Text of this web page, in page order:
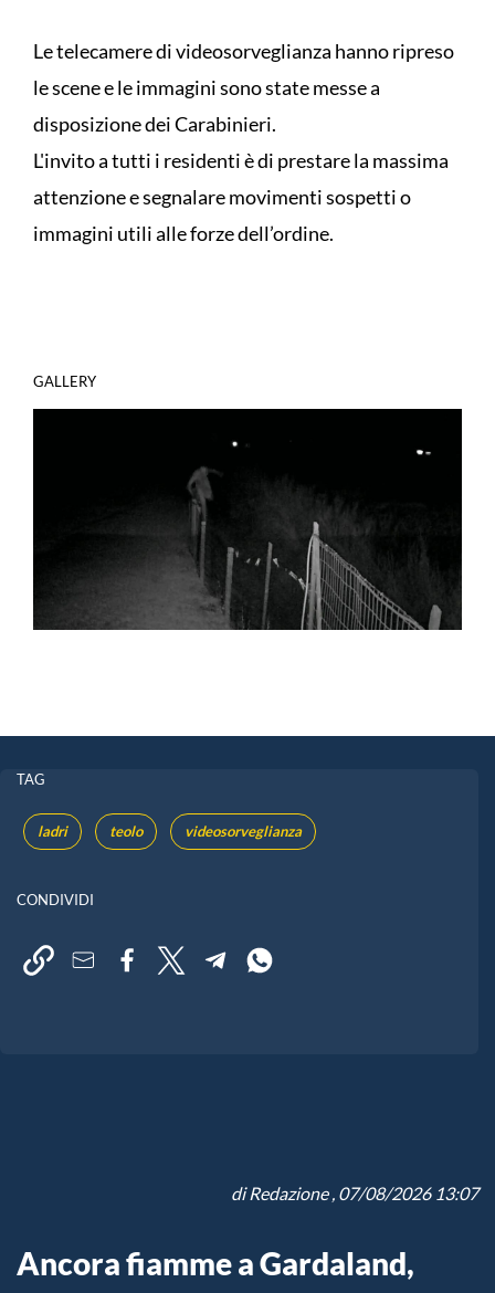
Le telecamere di videosorveglianza hanno ripreso
le scene e le immagini sono state messe a
disposizione dei Carabinieri.
L'invito a tutti i residenti è di prestare la massima
attenzione e segnalare movimenti sospetti o
immagini utili alle forze dell’ordine.
GALLERY
TAG
ladri teolo videosorveglianza
CONDIVIDI
diRedazione, 07/08/2026 13:07
Ancora fiamme a Gardaland,